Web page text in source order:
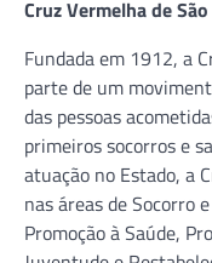
Cruz Vermelha de
Fundada em 1912, a
parte de um
das pessoas
primeiros socorros e
atuação no Estado, a
nas áreas de Socorro
Promoção à Saúde,